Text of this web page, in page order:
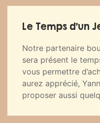
Le Temps d’un
Notre partenaire
sera présent le
vous permettre
aurez apprécié,
proposer aussi